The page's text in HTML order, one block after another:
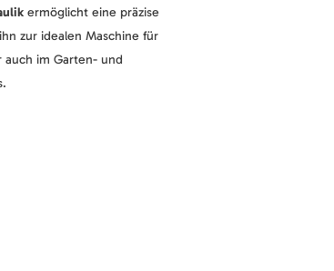
ermöglicht eine präzise
zur idealen Maschine für
auch im Garten- und